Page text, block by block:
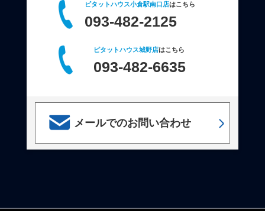
ピタットハウス小倉駅南口店はこちら
093-482-2125
ピタットハウス城野店はこちら
093-482-6635
メールでのお問い合わせ